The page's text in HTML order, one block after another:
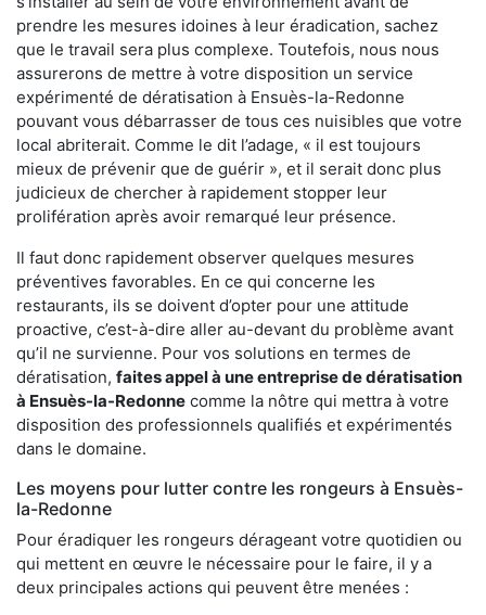
prendre les mesures idoines à leur éradication, sachez
que le travail sera plus complexe. Toutefois, nous nous
assurerons de mettre à votre disposition un service
expérimenté de dératisation à Ensuès-la-Redonne
pouvant vous débarrasser de tous ces nuisibles que votre
local abriterait. Comme le dit l’adage, « il est toujours
mieux de prévenir que de guérir », et il serait donc plus
judicieux de chercher à rapidement stopper leur
prolifération après avoir remarqué leur présence.
Il faut donc rapidement observer quelques mesures
préventives favorables. En ce qui concerne les
restaurants, ils se doivent d’opter pour une attitude
proactive, c’est-à-dire aller au-devant du problème avant
qu’il ne survienne. Pour vos solutions en termes de
dératisation, faites appel à une entreprise de dératisation
à Ensuès-la-Redonne comme la nôtre qui mettra à votre
disposition des professionnels qualifiés et expérimentés
dans le domaine.
Les moyens pour lutter contre les rongeurs à Ensuès-
la-Redonne
Pour éradiquer les rongeurs dérageant votre quotidien ou
qui mettent en œuvre le nécessaire pour le faire, il y a
deux principales actions qui peuvent être menées :